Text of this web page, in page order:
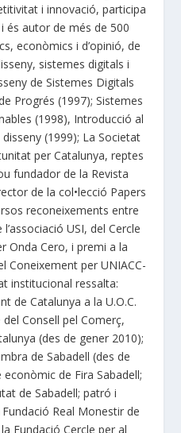
i innovació, participa
és autor de més de 500
econòmics i d’opinió, de
sistemes digitals i
de Sistemes Digitals
Progrés (1997); Sistemes
(1998), Introducció al
(1999); La Societat
per Catalunya, reptes
fundador de la Revista
de la col•lecció Papers
reconeixements entre
USI, del Cercle
Onda Cero, i premi a la
Coneixement per UNIACC-
institucional ressalta:
de Catalunya a la U.O.C.
Consell pel Comerç,
(des de gener 2010);
de Sabadell (des de
de Fira Sabadell;
de Sabadell; patró i
Real Monestir de
Fundació Cercle per al